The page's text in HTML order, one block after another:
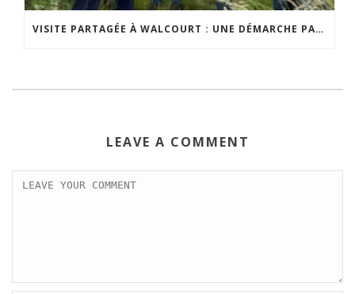
VISITE PARTAGÉE À WALCOURT : UNE DÉMARCHE PARTICIPATIVE ANIMÉE PAR ESPACE ENVIRONNEMENT
LEAVE A COMMENT